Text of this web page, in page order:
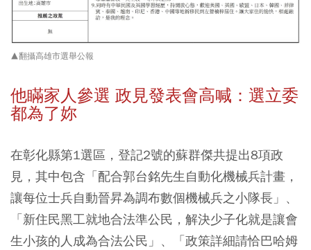
▲翻攝高雄市選舉公報
他瞞家人參選 政見發表會高喊：選立委
都為了妳
在彰化縣第1選區，登記2號的蘇群傑共提出8項政
見，其中包含「配合郭台銘先生自動化機械兵計畫，
讓每位士兵自動晉昇為調布數個機械兵之小隊長」、
「新住民黑工就地合法準公民，解決少子化就是讓會
生小孩的人成為合法公民」、「政策詳細請恰巴哈姆